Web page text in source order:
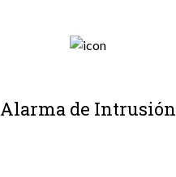
Alarma de Intrusión